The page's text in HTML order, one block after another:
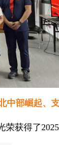
中部崛起、
获得了2025